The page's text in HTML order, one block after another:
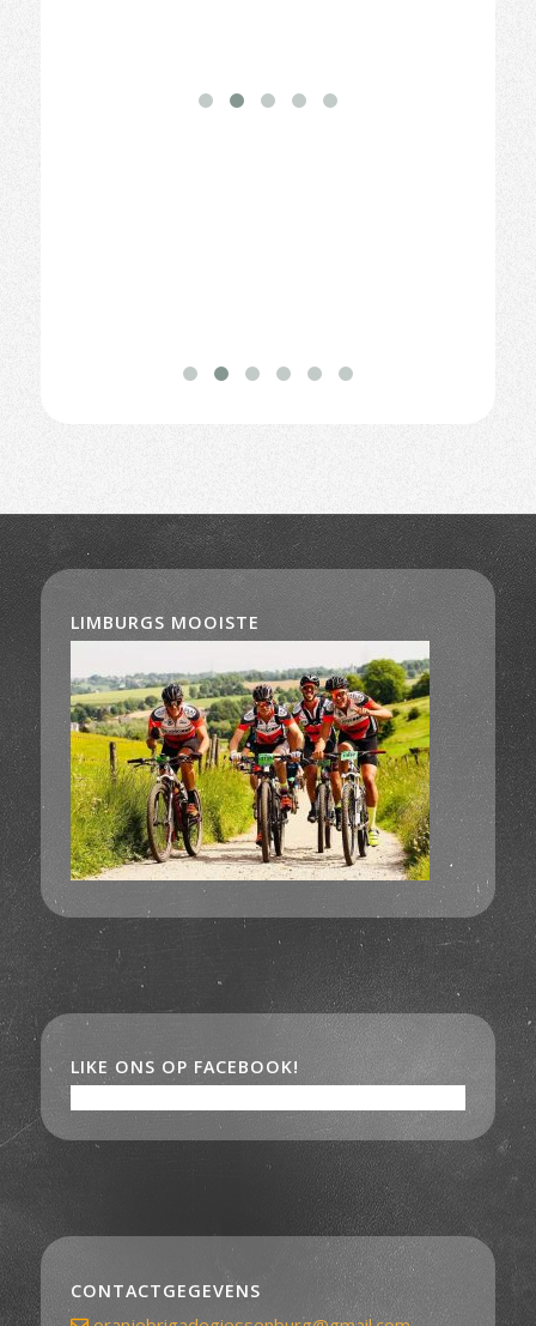
LIMBURGS MOOISTE
LIKE ONS OP FACEBOOK!
CONTACTGEGEVENS